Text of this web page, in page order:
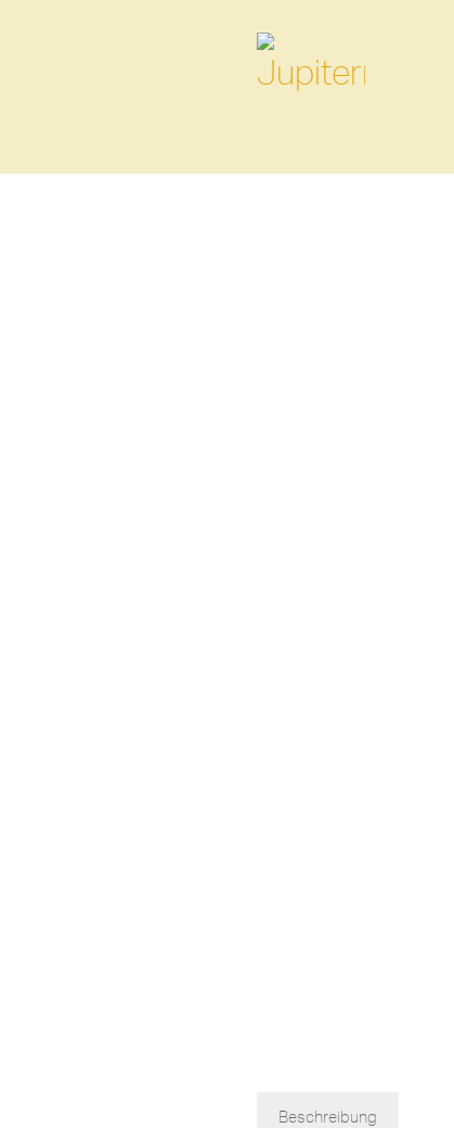
Beschreibung